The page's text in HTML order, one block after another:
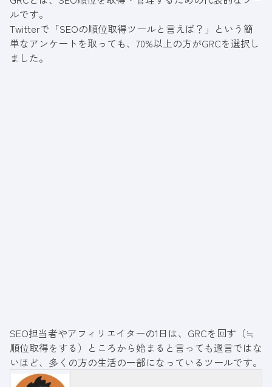
ルです。
Twitterで 「SEOの順位取得ツールと言えば？」という 簡
単なアンケートを取っても、70%以上の方がGRCを選択し
ました。
SEO担当者やアフィリエイターの1日は、GRCを回す（≒
順位取得をする）ところから始まると言っても過言ではな
いほど、多くの方の生活の一部になっているツールです。